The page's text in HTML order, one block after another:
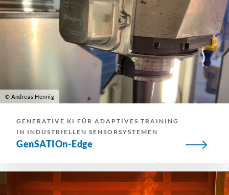
© Andreas Hennig
GENERATIVE KI FÜR ADAPTIVES TRAINING
IN INDUSTRIELLEN SENSORSYSTEMEN
GenSATIOn-Edge